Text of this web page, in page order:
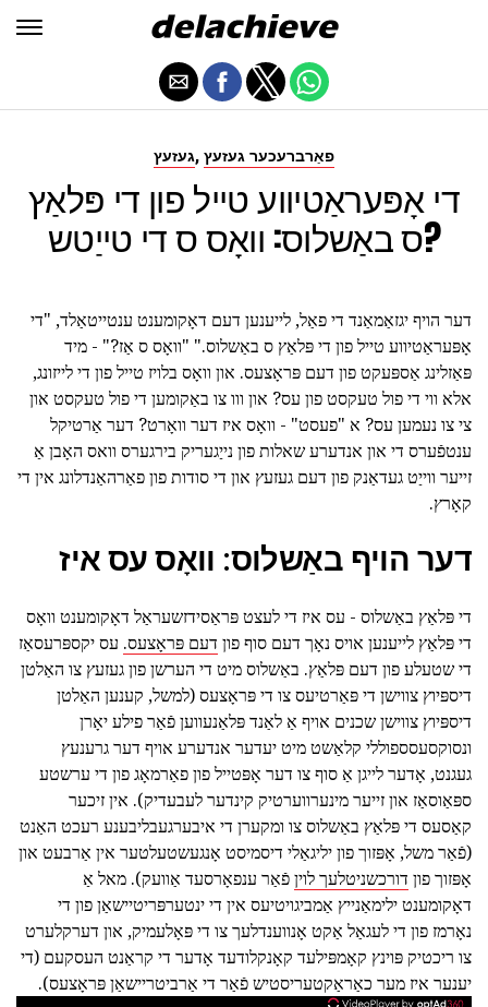
געזעץ, פאַרברעכער געזעץ
די אָפּעראַטיווע טייל פון די פּלאַץ
ס באַשלוס: וואָס ס די טייַטש?
דער הויף יגזאַמאַנד די פאַל, לייענען דעם דאָקומענט ענטייטאַלד, "די
אָפּעראַטיווע טייל פון די פּלאַץ ס באַשלוס." "וואָס ס אַז?" - מיד
פּאַזלינג אַספּעקט פון דעם פּראָצעס. און וואָס בלויז טייל פון די לייזונג,
אלא ווי די פול טעקסט פון עס? און ווו צו באַקומען די פול טעקסט און
צי צו נעמען עס? א "פעסט" - וואָס איז דער וואָרט? דער אַרטיקל
ענטפֿערס די און אנדערע שאלות פון נייַגעריק בירגערס וואס האָבן אַ
זייער ווייַט געדאַנק פון דעם געזעץ און די סודות פון פאַרהאַנדלונג אין די
קאָרץ.
דער הויף באַשלוס: וואָס עס איז
די פּלאַץ באַשלוס - עס איז די לעצט פּראַסידזשעראַל דאָקומענט וואָס
די פּלאַץ לייענען אויס נאָך דעם סוף פון דעם פּראָצעס. עס יקספּרעסאַז
די שטעלע פון דעם פּלאַץ. באַשלוס מיט די הערשן פון געזעץ צו האַלטן
דיספּיוץ צווישן די פּאַרטיעס צו די פּראָצעס (למשל, קענען האַלטן
דיספּיוץ צווישן שכנים אויף אַ לאַנד פּלאַנעווען פֿאַר פילע יאָרן
ונסוקסעסספוללי קלאַשט מיט יעדער אנדערע אויף דער גרענעץ
געגנט, אָדער לייגן אַ סוף צו דער אָפּטייל פון פאַרמאָג פון די ערשטע
ספּאַוסאַז און זייער מינערווערטיק קינדער לעבעדיק). אין זיכער
קאַסעס די פּלאַץ באַשלוס צו ומקערן די איבערגעבליבענע רעכט האַנט
(פֿאַר משל, אָפּזוך פון יליגאַלי דיסמיסט אָנגעשטעלטער אין אַרבעט און
אָפּזוך פון דורכשניטלעך לויןפֿאַר ענפאָרסעד אַוועק). מאל אַ
דאָקומענט ילימאַנייץ אַמביגויטיעס אין די ינטערפּריטיישאַן פון די
נאָרמז פון די לעגאַל אַקט אָנווענדלעך צו די פּאָלעמיק, און דערקלערט
צו ריכטיק פּוינץ קאָמפּילעד קאָנקלודעד אָדער די קראַנט העסקעם (די
יענער איז מער כאַראַקטעריסטיש פֿאַר די אַרביטריישאַן פּראָצעס).